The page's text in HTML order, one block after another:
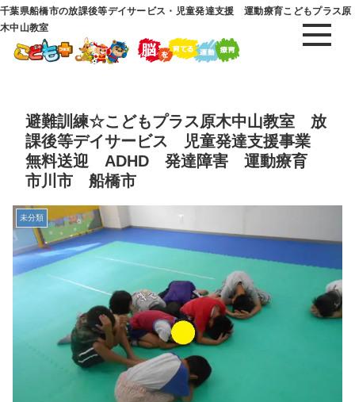
千葉県船橋市の放課後等デイサービス・児童発達支援 運動療育こどもプラス原
木中山教室
避難訓練☆こどもプラス原木中山教室 放
課後等デイサービス 児童発達支援事業
無料送迎 ADHD 発達障害 運動療育
市川市 船橋市
未分類